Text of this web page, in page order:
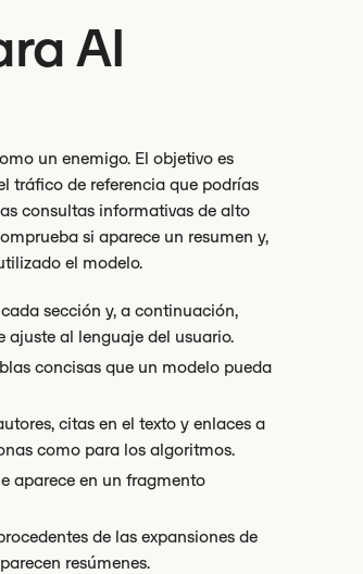
AI
un enemigo. El objetivo es
tráfico de referencia que podrías
consultas informativas de alto
si aparece un resumen y,
el modelo.
sección y, a continuación,
ajuste al lenguaje del usuario.
concisas que un modelo pueda
citas en el texto y enlaces a
como para los algoritmos.
aparece en un fragmento
de las expansiones de
resúmenes.